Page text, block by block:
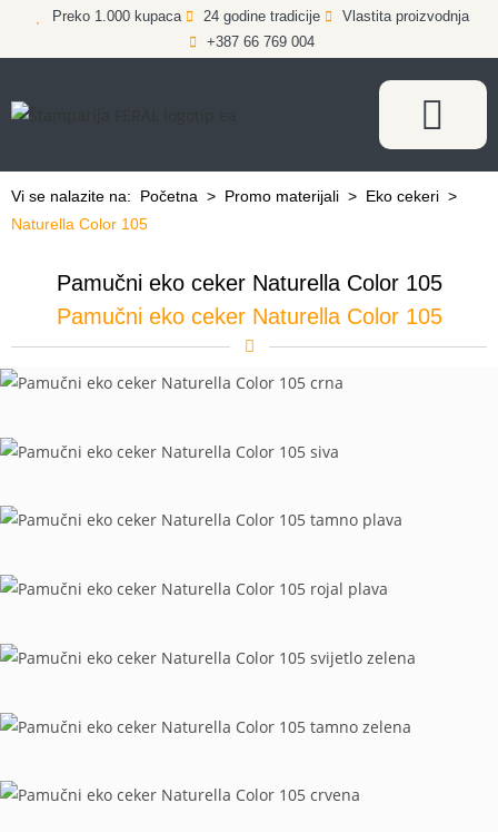
Preko 1.000 kupaca 24 godine tradicije
Vlastita proizvodnja
+387 66 769 004
Vi se nalazite na: Početna > Promo materijali > Eko cekeri >
Naturella Color 105
Pamučni eko ceker Naturella Color 105
Pamučni eko ceker Naturella Color 105